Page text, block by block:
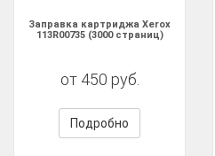
Заправка картриджа Xerox
113R00735 (3000 страниц)
от 450 руб.
Подробно